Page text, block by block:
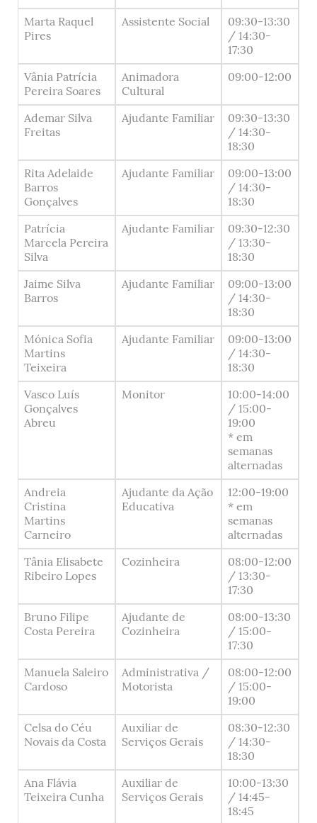
Marta Raquel
Pires
Assistente Social
09:30-13:30
/ 14:30-
17:30
Vânia Patrícia
Pereira Soares
Animadora
Cultural
09:00-12:00
Ademar Silva
Freitas
Ajudante Familiar
09:30-13:30
/ 14:30-
18:30
Rita Adelaide
Barros
Gonçalves
Ajudante Familiar
09:00-13:00
/ 14:30-
18:30
Patrícia
Marcela Pereira
Silva
Ajudante Familiar
09:30-12:30
/ 13:30-
18:30
Jaime Silva
Barros
Ajudante Familiar
09:00-13:00
/ 14:30-
18:30
Mónica Sofia
Martins
Teixeira
Ajudante Familiar
09:00-13:00
/ 14:30-
18:30
Vasco Luís
Gonçalves
Abreu
Monitor
10:00-14:00
/ 15:00-
19:00
* em
semanas
alternadas
Andreia
Cristina
Martins
Carneiro
Ajudante da Ação
Educativa
12:00-19:00
* em
semanas
alternadas
Tânia Elisabete
Ribeiro Lopes
Cozinheira
08:00-12:00
/ 13:30-
17:30
Bruno Filipe
Costa Pereira
Ajudante de
Cozinheira
08:00-13:30
/ 15:00-
17:30
Manuela Saleiro
Cardoso
Administrativa /
Motorista
08:00-12:00
/ 15:00-
19:00
Celsa do Céu
Novais da Costa
Auxiliar de
Serviços Gerais
08:30-12:30
/ 14:30-
18:30
Ana Flávia
Teixeira Cunha
Auxiliar de
Serviços Gerais
10:00-13:30
/ 14:45-
18:45